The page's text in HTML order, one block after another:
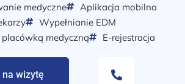
medyczne
Aplikacja mobilna
Wypełnianie EDM
medyczną
E-rejestracja
na wizytę